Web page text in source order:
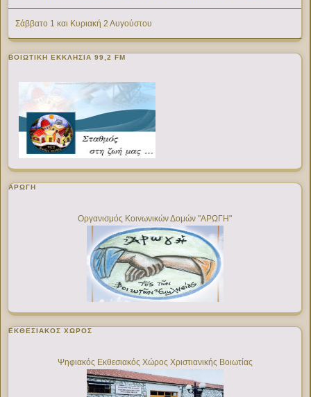
Σάββατο 1 και Κυριακή 2 Αυγούστου
ΒΟΙΩΤΙΚΉ ΕΚΚΛΗΣΊΑ 99,2 FM
ΑΡΩΓΗ
Οργανισμός Κοινωνικών Δομών "ΑΡΩΓΗ"
ΕΚΘΕΣΙΑΚΌΣ ΧΏΡΟΣ
Ψηφιακός Εκθεσιακός Χώρος Χριστιανικής Βοιωτίας